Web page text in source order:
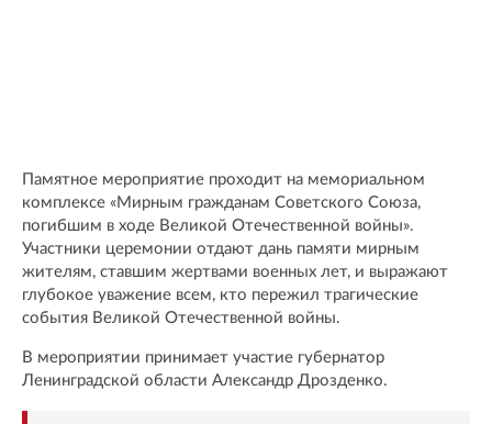
Памятное мероприятие проходит на мемориальном
комплексе «Мирным гражданам Советского Союза,
погибшим в ходе Великой Отечественной войны».
Участники церемонии отдают дань памяти мирным
жителям, ставшим жертвами военных лет, и выражают
глубокое уважение всем, кто пережил трагические
события Великой Отечественной войны.
В мероприятии принимает участие губернатор
Ленинградской области Александр Дрозденко.